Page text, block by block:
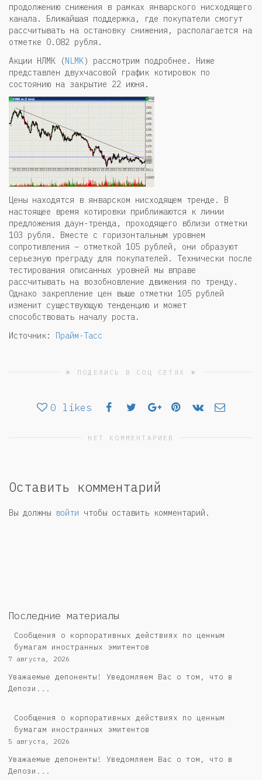
продолжению снижения в рамках январского нисходящего
канала. Ближайшая поддержка, где покупатели смогут
рассчитывать на остановку снижения, располагается на
отметке 0.082 рубля.
Акции НЛМК (NLMK) рассмотрим подробнее. Ниже
представлен двухчасовой график котировок по
состоянию на закрытие 22 июня.
Цены находятся в январском нисходящем тренде. В
настоящее время котировки приближаются к линии
предложения даун-тренда, проходящего вблизи отметки
103 рубля. Вместе с горизонтальным уровнем
сопротивления – отметкой 105 рублей, они образуют
серьезную преграду для покупателей. Технически после
тестирования описанных уровней мы вправе
рассчитывать на возобновление движения по тренду.
Однако закрепление цен выше отметки 105 рублей
изменит существующую тенденцию и может
способствовать началу роста.
Источник: Прайм-Тасс
☀ ПОДЕЛИСЬ В СОЦ СЕТЯХ ☀
0 likes
НЕТ КОММЕНТАРИЕВ
Оставить комментарий
Вы должны войти чтобы оставить комментарий.
Последние материалы
Сообщения о корпоративных действиях по ценным
бумагам иностранных эмитентов
7 августа, 2026
Уважаемые депоненты! Уведомляем Вас о том, что в
Депози...
Сообщения о корпоративных действиях по ценным
бумагам иностранных эмитентов
5 августа, 2026
Уважаемые депоненты! Уведомляем Вас о том, что в
Депози...